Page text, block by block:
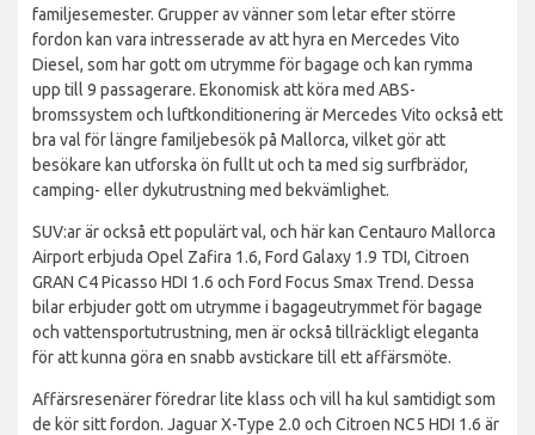
familjesemester. Grupper av vänner som letar efter större
fordon kan vara intresserade av att hyra en Mercedes Vito
Diesel, som har gott om utrymme för bagage och kan rymma
upp till 9 passagerare. Ekonomisk att köra med ABS-
bromssystem och luftkonditionering är Mercedes Vito också ett
bra val för längre familjebesök på Mallorca, vilket gör att
besökare kan utforska ön fullt ut och ta med sig surfbrädor,
camping- eller dykutrustning med bekvämlighet.
SUV:ar är också ett populärt val, och här kan Centauro Mallorca
Airport erbjuda Opel Zafira 1.6, Ford Galaxy 1.9 TDI, Citroen
GRAN C4 Picasso HDI 1.6 och Ford Focus Smax Trend. Dessa
bilar erbjuder gott om utrymme i bagageutrymmet för bagage
och vattensportutrustning, men är också tillräckligt eleganta
för att kunna göra en snabb avstickare till ett affärsmöte.
Affärsresenärer föredrar lite klass och vill ha kul samtidigt som
de kör sitt fordon. Jaguar X-Type 2.0 och Citroen NC5 HDI 1.6 är